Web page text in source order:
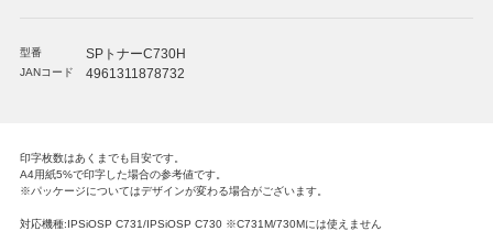
型番 SPトナーC730H
JANコード 4961311878732
印字枚数はあくまでも目安です。
A4用紙5%で印字した場合の参考値です。
※パッケージについてはデザインが変わる場合がございます。
対応機種:IPSiOSP C731/IPSiOSP C730※C731M/730Mには使えません